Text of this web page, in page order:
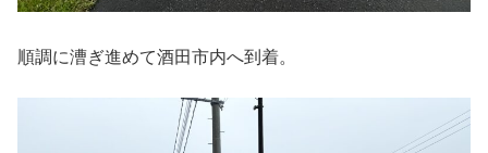
順調に漕ぎ進めて酒田市内へ到着。